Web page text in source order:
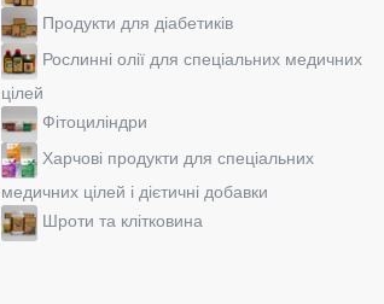
Продукти для діабетиків
Рослинні олії для спеціальних медичних
цілей
Фітоциліндри
Харчові продукти для спеціальних
медичних цілей і дієтичні добавки
Шроти та клітковина